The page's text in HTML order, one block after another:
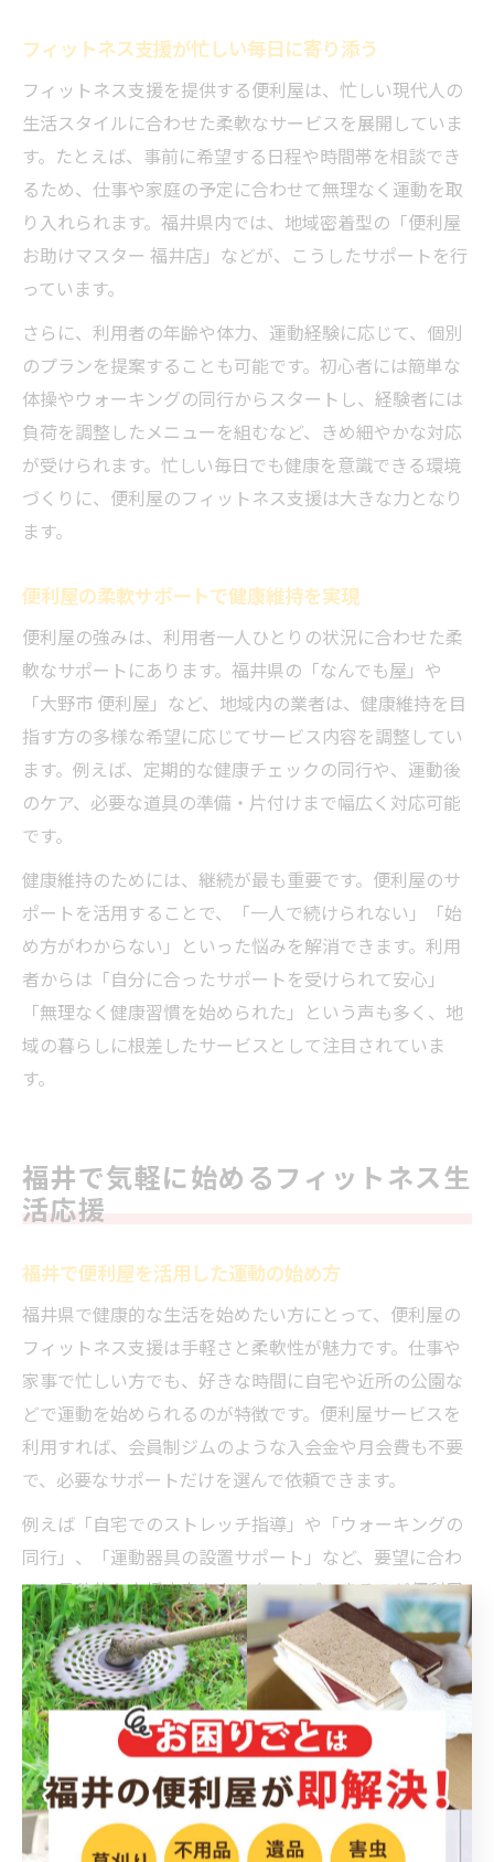
フィットネス支援が忙しい毎日に寄り添う
フィットネス支援を提供する便利屋は、忙しい現代人の
生活スタイルに合わせた柔軟なサービスを展開していま
す。たとえば、事前に希望する日程や時間帯を相談でき
るため、仕事や家庭の予定に合わせて無理なく運動を取
り入れられます。福井県内では、地域密着型の「便利屋
お助けマスター 福井店」などが、こうしたサポートを行
っています。
さらに、利用者の年齢や体力、運動経験に応じて、個別
のプランを提案することも可能です。初心者には簡単な
体操やウォーキングの同行からスタートし、経験者には
負荷を調整したメニューを組むなど、きめ細やかな対応
が受けられます。忙しい毎日でも健康を意識できる環境
づくりに、便利屋のフィットネス支援は大きな力となり
ます。
便利屋の柔軟サポートで健康維持を実現
便利屋の強みは、利用者一人ひとりの状況に合わせた柔
軟なサポートにあります。福井県の「なんでも屋」や
「大野市 便利屋」など、地域内の業者は、健康維持を目
指す方の多様な希望に応じてサービス内容を調整してい
ます。例えば、定期的な健康チェックの同行や、運動後
のケア、必要な道具の準備・片付けまで幅広く対応可能
です。
健康維持のためには、継続が最も重要です。便利屋のサ
ポートを活用することで、「一人で続けられない」「始
め方がわからない」といった悩みを解消できます。利用
者からは「自分に合ったサポートを受けられて安心」
「無理なく健康習慣を始められた」という声も多く、地
域の暮らしに根差したサービスとして注目されていま
す。
福井で気軽に始めるフィットネス生
活応援
福井で便利屋を活用した運動の始め方
福井県で健康的な生活を始めたい方にとって、便利屋の
フィットネス支援は手軽さと柔軟性が魅力です。仕事や
家事で忙しい方でも、好きな時間に自宅や近所の公園な
どで運動を始められるのが特徴です。便利屋サービスを
利用すれば、会員制ジムのような入会金や月会費も不要
で、必要なサポートだけを選んで依頼できます。
例えば「自宅でのストレッチ指導」や「ウォーキングの
同行」、「運動器具の設置サポート」など、要望に合わ
せて具体的な支援内容をカスタマイズできるのが便利屋
ならではの強みです。特に福井市や大野市などの地域密
着型サービスなら、地元の事情に詳しいスタッフが親身
に相談に乗ってくれます。
運動を始める際は、まず自分の目標や体力に合った内容
を便利屋スタッフと相談し、無理なく続けられるプラン
を作成することが大切です。初めての方でも安心してス
タートできるよう、段階的なサポートが提供されている